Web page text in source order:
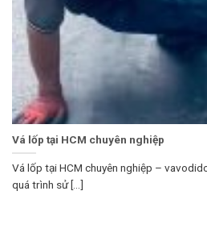
Vá lốp tại HCM chuyên nghiệp
Vá lốp tại HCM chuyên nghiệp –
quá trình sử [...]